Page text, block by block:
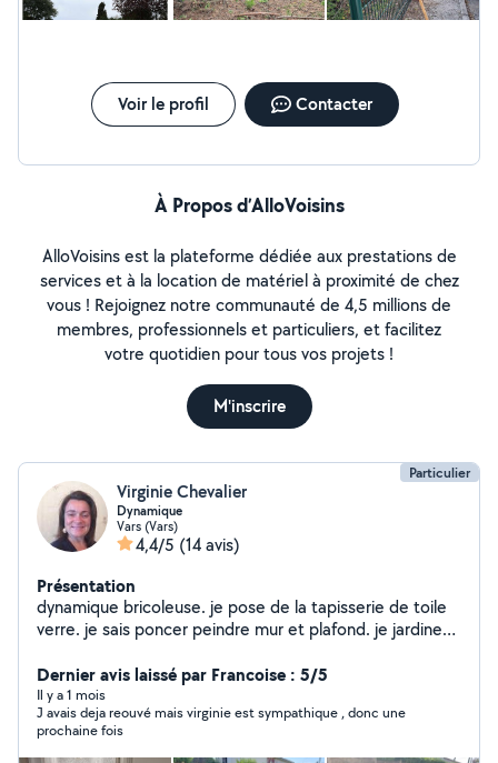
Voir le profil Contacter
À Propos d’AlloVoisins
AlloVoisins est la plateforme dédiée aux prestations de
services et à la location de matériel à proximité de chez
vous ! Rejoignez notre communauté de 4,5 millions de
membres, professionnels et particuliers, et facilitez
votre quotidien pour tous vos projets !
M'inscrire
Particulier
Virginie Chevalier
Dynamique
Vars (Vars)
4,4/5 (14 avis)
Présentation
dynamique bricoleuse. je pose de la tapisserie de toile
verre. je sais poncer peindre mur et plafond. je jardine
monte également des meubles et entretenir vos jardins.
bref n'hésitez pas à me demander des renseignements
complémentaires je vous répondrais avec grand plaisir.
Dernier avis laissé par Francoise : 5/5
Il y a 1 mois
J avais deja reouvé mais virginie est sympathique , donc une
prochaine fois